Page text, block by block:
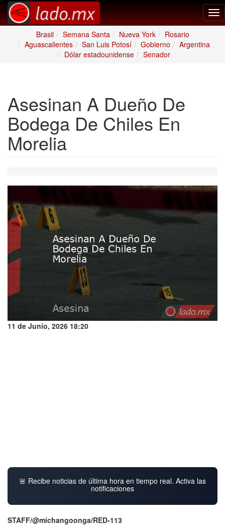
Brasil
Semana Santa Nueva York
Rosario
Aguascalientes
San Luis Potosí Gobierno
Argentina
Dólar estadounidense
Senador
Asesinan A Dueño De
Bodega De Chiles En
Morelia
11 de Junio, 2026 18:20
🚨 Recibe noticias de última hora en tiempo real. Activa las
notificaciones
STAFF/@michangoonga/RED-113